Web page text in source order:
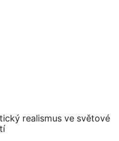
realismus ve světové